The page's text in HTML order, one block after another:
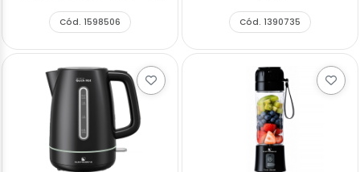
Cód. 1598506 Cód. 1390735